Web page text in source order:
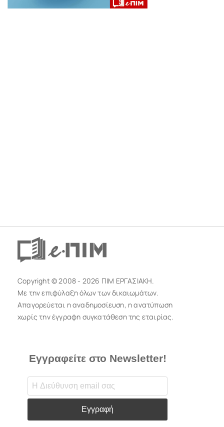
Copyright © 2008 - 2026 ΠΙΜ ΕΡΓΑΣΙΑΚΗ.
Με την επιφύλαξη όλων των δικαιωμάτων.
Απαγορεύεται η αναδημοσίευση, η ανατύπωση
χωρίς την έγγραφη συγκατάθεση της εταιρίας.
Εγγραφείτε στο Newsletter!
Εγγραφή